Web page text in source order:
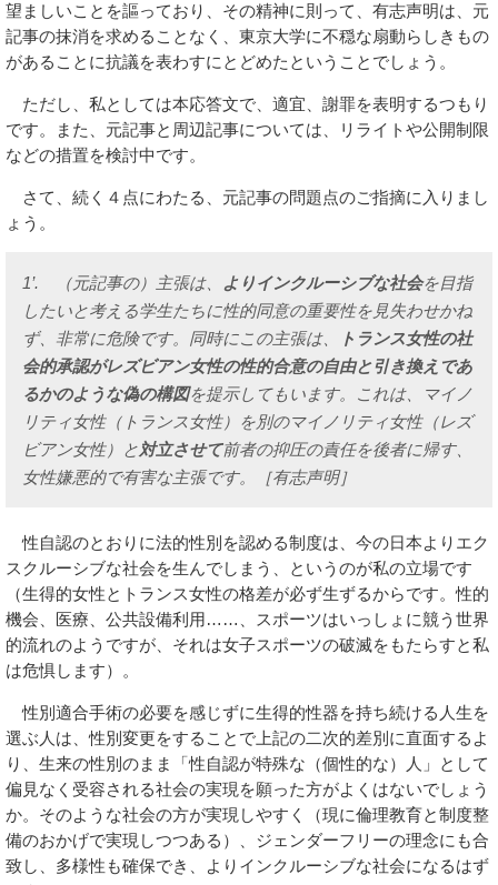
望ましいことを謳っており、その精神に則って、有志声明は、元
記事の抹消を求めることなく、東京大学に不穏な扇動らしきもの
があることに抗議を表わすにとどめたということでしょう。
ただし、私としては本応答文で、適宜、謝罪を表明するつもり
です。また、元記事と周辺記事については、リライトや公開制限
などの措置を検討中です。
さて、続く４点にわたる、元記事の問題点のご指摘に入りまし
ょう。
1’. （元記事の）主張は、 よりインクルーシブな社会を目指
したいと考える学生たちに性的同意の重要性を見失わせかね
ず、非常に危険です。同時にこの主張は、
トランス女性の社
会的承認がレズビアン女性の性的合意の自由と引き換えであ
るかのような偽の構図を提示してもいます。これは、マイノ
リティ女性（トランス女性）を別のマイノリティ女性（レズ
ビアン女性）と対立させて前者の抑圧の責任を後者に帰す、
女性嫌悪的で有害な主張です。［有志声明］
性自認のとおりに法的性別を認める制度は、今の日本よりエク
スクルーシブな社会を生んでしまう、というのが私の立場です
（生得的女性とトランス女性の格差が必ず生ずるからです。性的
機会、医療、公共設備利用……、スポーツはいっしょに競う世界
的流れのようですが、それは女子スポーツの破滅をもたらすと私
は危惧します）。
性別適合手術の必要を感じずに生得的性器を持ち続ける人生を
選ぶ人は、性別変更をすることで上記の二次的差別に直面するよ
り、生来の性別のまま「性自認が特殊な（個性的な）人」として
偏見なく受容される社会の実現を願った方がよくはないでしょう
か。そのような社会の方が実現しやすく（現に倫理教育と制度整
備のおかげで実現しつつある）、ジェンダーフリーの理念にも合
致し、多様性も確保でき、よりインクルーシブな社会になるはず